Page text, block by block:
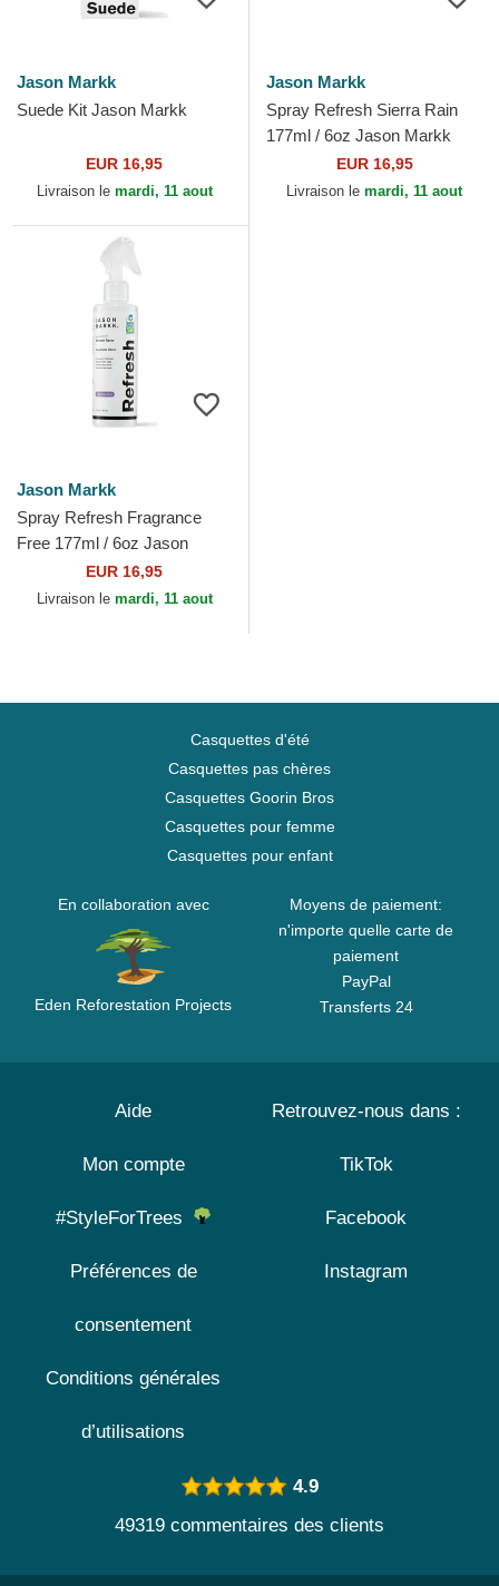
Jason Markk
Suede Kit Jason Markk
EUR 16,95
Livraison le mardi, 11 aout
Jason Markk
Spray Refresh Sierra Rain
177ml / 6oz Jason Markk
EUR 16,95
Livraison le mardi, 11 aout
Jason Markk
Spray Refresh Fragrance
Free 177ml / 6oz Jason
EUR 16,95
Livraison le mardi, 11 aout
Casquettes d'été
Casquettes pas chères
Casquettes Goorin Bros
Casquettes pour femme
Casquettes pour enfant
En collaboration avec
Eden Reforestation Projects
Moyens de paiement:
n'importe quelle carte de
paiement
PayPal
Transferts 24
Aide
Mon compte
#StyleForTrees
Préférences de
consentement
Conditions générales
d’utilisations
Retrouvez-nous dans :
TikTok
Facebook
Instagram
4.9
49319 commentaires des clients